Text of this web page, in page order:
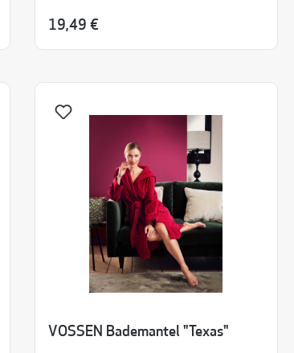
19,49 €
VOSSEN Bademantel "Texas"